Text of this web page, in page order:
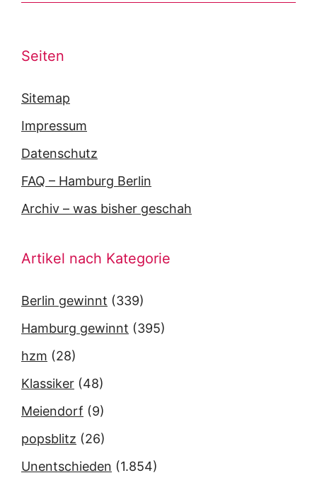
Seiten
Sitemap
Impressum
Datenschutz
FAQ – Hamburg Berlin
Archiv – was bisher geschah
Artikel nach Kategorie
Berlin gewinnt (339)
Hamburg gewinnt (395)
hzm (28)
Klassiker (48)
Meiendorf (9)
popsblitz (26)
Unentschieden (1.854)